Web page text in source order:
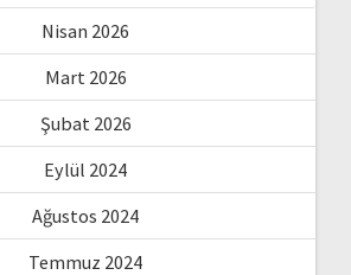
Nisan 2026
Mart 2026
Şubat 2026
Eylül 2024
Ağustos 2024
Temmuz 2024